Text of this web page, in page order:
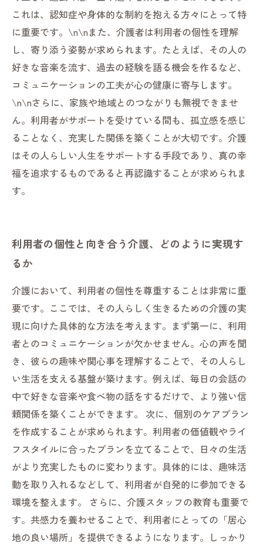
これは、認知症や身体的な制約を抱える方々にとって特
に重要です。\n\nまた、介護者は利用者の個性を理解
し、寄り添う姿勢が求められます。たとえば、その人の
好きな音楽を流す、過去の経験を語る機会を作るなど、
コミュニケーションの工夫が心の健康に寄与します。
\n\nさらに、家族や地域とのつながりも無視できませ
ん。利用者がサポートを受けている間も、孤立感を感じ
ることなく、充実した関係を築くことが大切です。介護
はその人らしい人生をサポートする手段であり、真の幸
福を追求するものであると再認識することが求められま
す。
利用者の個性と向き合う介護、どのように実現す
るか
介護において、利用者の個性を尊重することは非常に重
要です。ここでは、その人らしく生きるための介護の実
現に向けた具体的な方法を考えます。まず第一に、利用
者とのコミュニケーションが欠かせません。心の声を聞
き、彼らの趣味や関心事を理解することで、その人らし
い生活を支える基盤が築けます。例えば、毎日の会話の
中で好きな音楽や食べ物の話をするだけで、より強い信
頼関係を築くことができます。 次に、個別のケアプラン
を作成することが求められます。利用者の価値観やライ
フスタイルに合ったプランを立てることで、日々の生活
がより充実したものに変わります。具体的には、趣味活
動を取り入れるなどして、利用者が自発的に参加できる
環境を整えます。 さらに、介護スタッフの教育も重要で
す。共感力を養わせることで、利用者にとっての「居心
地の良い場所」を提供できるようになります。しっかり